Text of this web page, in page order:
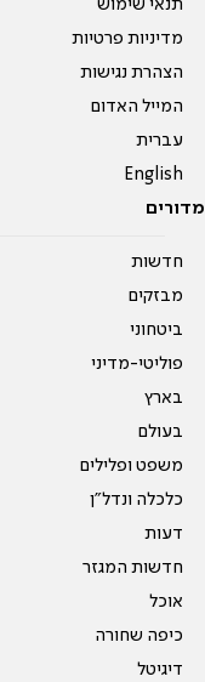
תנאי שימוש
מדיניות פרטיות
הצהרת נגישות
המייל האדום
עברית
English
מדורים
חדשות
מבזקים
ביטחוני
פוליטי-מדיני
בארץ
בעולם
משפט ופלילים
כלכלה ונדל"ן
דעות
חדשות המגזר
אוכל
כיפה שחורה
דיגיטל